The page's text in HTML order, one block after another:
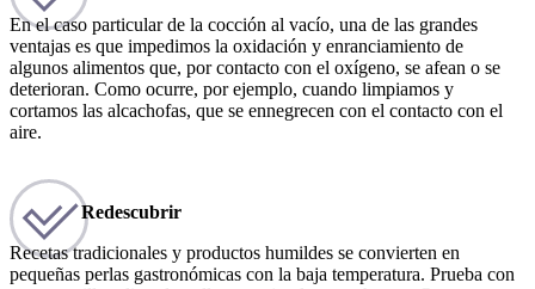
En el caso particular de la cocción al vacío, una de las grandes
ventajas es que impedimos la oxidación y enranciamiento de
algunos alimentos que, por contacto con el oxígeno, se afean o se
deterioran. Como ocurre, por ejemplo, cuando limpiamos y
cortamos las alcachofas, que se ennegrecen con el contacto con el
aire.
Redescubrir
Recetas tradicionales y productos humildes se convierten en
pequeñas perlas gastronómicas con la baja temperatura. Prueba con